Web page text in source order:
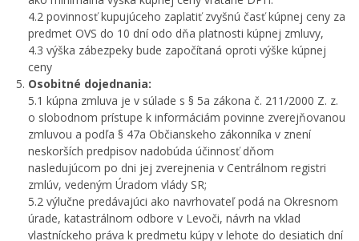
4.2 povinnosť kupujúceho zaplatiť zvyšnú časť kúpnej ceny za
predmet OVS do 10 dní odo dňa platnosti kúpnej zmluvy,
4.3 výška zábezpeky bude započítaná oproti výške kúpnej
ceny
Osobitné dojednania:
5.1 kúpna zmluva je v súlade s § 5a zákona č. 211/2000 Z. z.
o slobodnom prístupe k informáciám povinne zverejňovanou
zmluvou a podľa § 47a Občianskeho zákonníka v znení
neskorších predpisov nadobúda účinnosť dňom
nasledujúcom po dni jej zverejnenia v Centrálnom registri
zmlúv, vedeným Úradom vlády SR;
5.2 výlučne predávajúci ako navrhovateľ podá na Okresnom
úrade, katastrálnom odbore v Levoči, návrh na vklad
vlastníckeho práva k predmetu kúpy v lehote do desiatich dní